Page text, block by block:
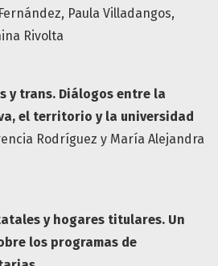
Paula Villadangos,
Rivolta
y trans. Diálogos entre la
el territorio y la universidad
Rodríguez y María Alejandra
y hogares titulares. Un
los programas de